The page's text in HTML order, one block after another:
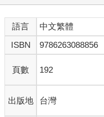
語言 中文繁體
ISBN
9786263088856
頁數 192
出版地 台灣